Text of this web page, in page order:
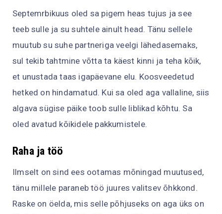
Septemrbikuus oled sa pigem heas tujus ja see
teeb sulle ja su suhtele ainult head. Tänu sellele
muutub su suhe partneriga veelgi lähedasemaks,
sul tekib tahtmine võtta ta käest kinni ja teha kõik,
et unustada taas igapäevane elu. Koosveedetud
hetked on hindamatud. Kui sa oled aga vallaline, siis
algava sügise päike toob sulle liblikad kõhtu. Sa
oled avatud kõikidele pakkumistele.
Raha ja töö
Ilmselt on sind ees ootamas mõningad muutused,
tänu millele paraneb töö juures valitsev õhkkond.
Raske on öelda, mis selle põhjuseks on aga üks on